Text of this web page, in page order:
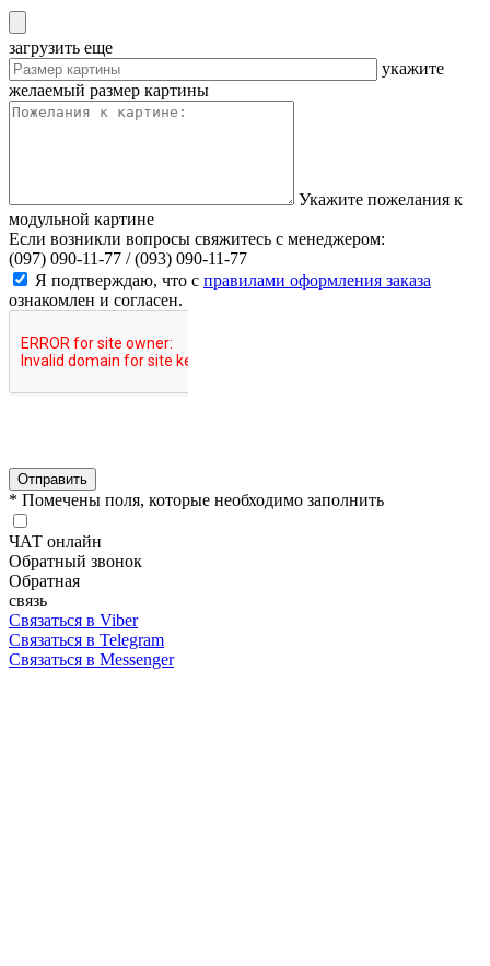
загрузить еще
укажите
желаемый размер картины
Укажите пожелания к
модульной картине
Если возникли вопросы свяжитесь с менеджером:
(097) 090-11-77 /(093) 090-11-77
Я подтверждаю, что с правилами оформления заказа
ознакомлен и согласен.
Отправить
* Помечены поля, которые необходимо заполнить
ЧАТ онлайн
Обратный звонок
Обратная
связь
Связаться в Viber
Связаться в Telegram
Связаться в Messenger